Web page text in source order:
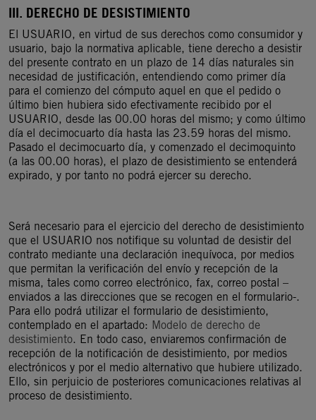
III. DERECHO DE DESISTIMIENTO
El USUARIO, en virtud de sus derechos como consumidor y
usuario, bajo la normativa aplicable, tiene derecho a desistir
del presente contrato en un plazo de 14 días naturales sin
necesidad de justificación, entendiendo como primer día
para el comienzo del cómputo aquel en que el pedido o
último bien hubiera sido efectivamente recibido por el
USUARIO, desde las 00.00 horas del mismo; y como último
día el decimocuarto día hasta las 23.59 horas del mismo.
Pasado el decimocuarto día, y comenzado el decimoquinto
(a las 00.00 horas), el plazo de desistimiento se entenderá
expirado, y por tanto no podrá ejercer su derecho.
Será necesario para el ejercicio del derecho de desistimiento
que el USUARIO nos notifique su voluntad de desistir del
contrato mediante una declaración inequívoca, por medios
que permitan la verificación del envío y recepción de la
misma, tales como correo electrónico, fax, correo postal –
enviados a las direcciones que se recogen en el formulario-.
Para ello podrá utilizar el formulario de desistimiento,
contemplado en el apartado: Modelo de derecho de
desistimiento. En todo caso, enviaremos confirmación de
recepción de la notificación de desistimiento, por medios
electrónicos y por el medio alternativo que hubiere utilizado.
Ello, sin perjuicio de posteriores comunicaciones relativas al
proceso de desistimiento.